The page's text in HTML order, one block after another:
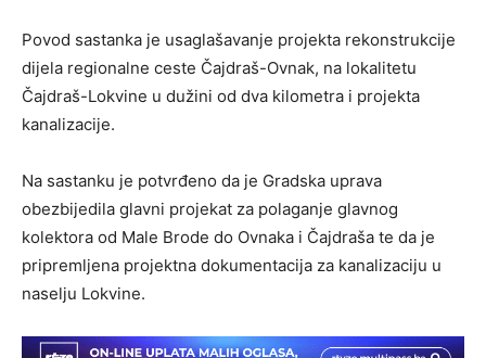
Povod sastanka je usaglašavanje projekta rekonstrukcije
dijela regionalne ceste Čajdraš-Ovnak, na lokalitetu
Čajdraš-Lokvine u dužini od dva kilometra i projekta
kanalizacije.
Na sastanku je potvrđeno da je Gradska uprava
obezbijedila glavni projekat za polaganje glavnog
kolektora od Male Brode do Ovnaka i Čajdraša te da je
pripremljena projektna dokumentacija za kanalizaciju u
naselju Lokvine.